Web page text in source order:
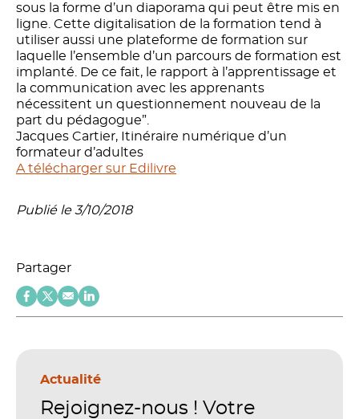
sous la forme d’un diaporama qui peut être mis en
ligne. Cette digitalisation de la formation tend à
utiliser aussi une plateforme de formation sur
laquelle l’ensemble d’un parcours de formation est
implanté. De ce fait, le rapport à l’apprentissage et
la communication avec les apprenants
nécessitent un questionnement nouveau de la
part du pédagogue”.
Jacques Cartier, Itinéraire numérique d’un
formateur d’adultes
A télécharger sur Edilivre
Publié le 3/10/2018
Partager
Actualité
Rejoignez-nous ! Votre